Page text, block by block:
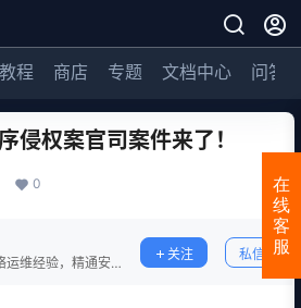
程 商店 专题 文档中心 问答
权案官司案件来了！
0
关注 私信
在
线
客
服